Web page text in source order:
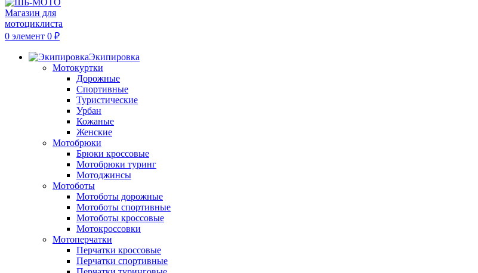
0 элемент 0 ₽
Экипировка
Мотокуртки
Дорожные
Спортивные
Туристические
Урбан
Кожаные
Женские
Мотобрюки
Брюки кроссовые
Мотобрюки туринг
Мотоджинсы
Мотоботы
Мотоботы дорожные
Мотоботы спортивные
Мотоботы кроссовые
Мотокроссовки
Мотоперчатки
Перчатки кроссовые
Перчатки спортивные